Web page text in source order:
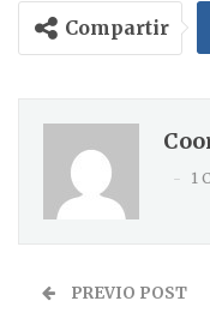
Compartir
1
PREVIO POST